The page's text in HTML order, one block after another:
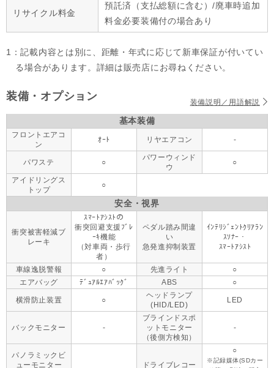
リサイクル料金
預託済（支払総額に含む）/廃車時追加
料金必要装備付の場合あり
1：記載内容とは別に、距離・年式に応じて新車保証が付いてい
る場合があります。詳細は販売店にお尋ねください。
装備・オプション 装備説明／用語解説
基本装備
フロントエアコ
ン
ｵｰﾄ リヤエアコン -
パワステ ○
パワーウィンド
ウ
○
アイドリングス
トップ
○
安全・視界
衝突被害軽減ブ
レーキ
ｽﾏｰﾄｱｼｽﾄの
衝突回避支援ﾌﾞﾚ
ｰｷ機能
（対車両・歩行
者）
ペダル踏み間違
い
急発進抑制装置
ｲﾝﾃﾘｼﾞｪﾝﾄｸﾘｱﾗﾝ
ｽｿﾅｰ・
ｽﾏｰﾄｱｼｽﾄ
車線逸脱警報 ○ 先進ライト
○
エアバッグ
ﾃﾞｭｱﾙｴｱﾊﾞｯｸﾞ ABS ○
横滑防止装置 ○
ヘッドランプ
(HID/LED)
LED
バックモニター -
ブラインドスポ
ットモニター
（後側方検知）
-
パノラミックビ
ューモニター
ドライブレコー
○
※記録媒体(SDカー